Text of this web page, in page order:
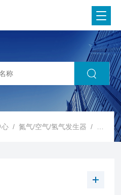
心 /氮气/空气/氢气发生器 / 高纯气